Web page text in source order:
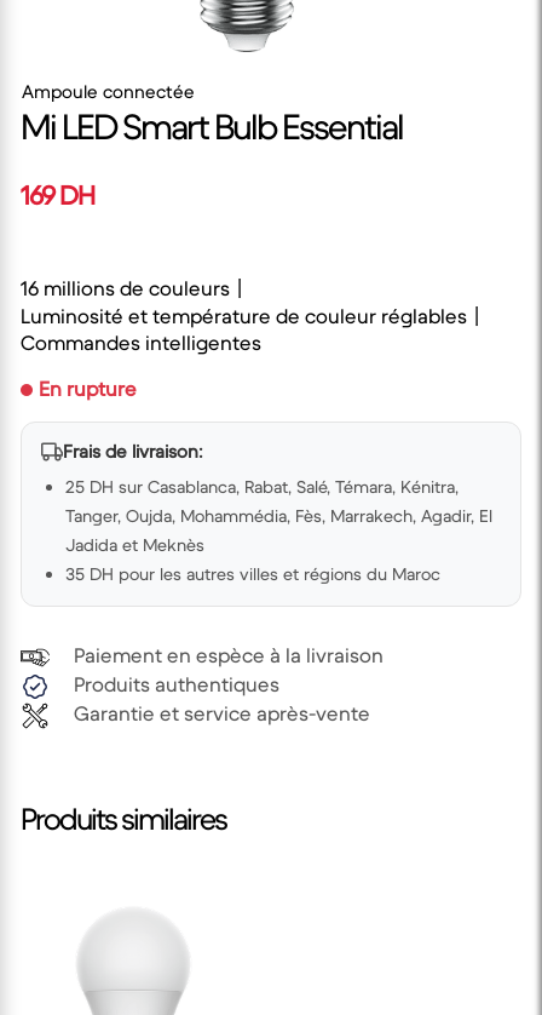
Ampoule connectée
Mi LED Smart Bulb Essential
169 DH
16 millions de couleurs丨
Luminosité et température de couleur réglables丨
Commandes intelligentes
En rupture
Frais de livraison:
25 DH sur Casablanca, Rabat, Salé, Témara, Kénitra,
Tanger, Oujda, Mohammédia, Fès, Marrakech, Agadir, El
Jadida et Meknès
35 DH pour les autres villes et régions du Maroc
Paiement en espèce à la livraison
Produits authentiques
Garantie et service après-vente
Produits similaires